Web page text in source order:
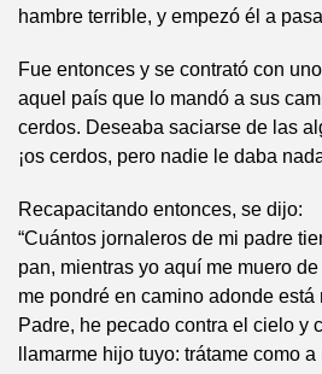
hambre terrible, y empezó él a
Fue entonces y se contrató con
aquel país que lo mandó a sus
cerdos. Deseaba saciarse de las
¡os cerdos, pero nadie le daba
Recapacitando entonces, se dijo:
“Cuántos jornaleros de mi padre
pan, mientras yo aquí me muero
me pondré en camino adonde está
Padre, he pecado contra el cielo y
llamarme hijo tuyo: trátame como